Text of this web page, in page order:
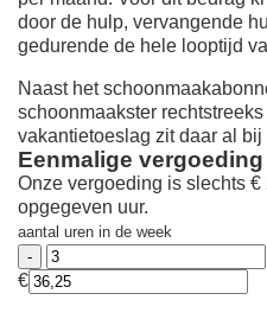
door de hulp, vervangende
gedurende de hele looptijd
Naast het
schoonmaakster rechtstreeks
vakantietoeslag zit daar al bij
Eenmalige
Onze vergoeding is slechts €
opgegeven uur.
aantal uren in de week
€